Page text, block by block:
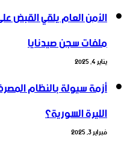
الأمن العام يلقي القبض
ملفات سجن صيدنايا
يناير 4, 2025
أزمة سيولة بالنظام
الليرة السورية؟
فبراير 3, 2025